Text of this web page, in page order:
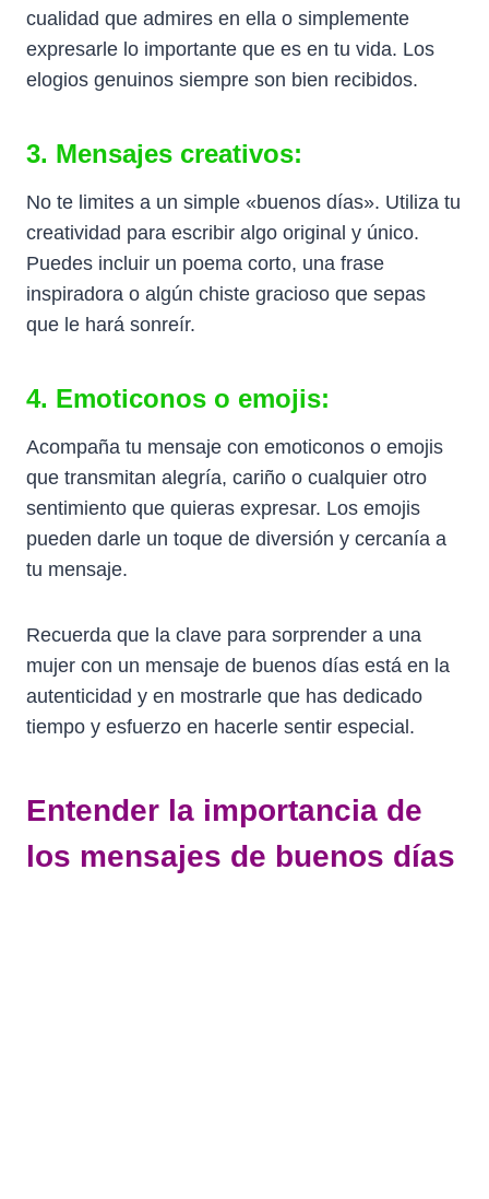
cualidad que admires en ella o simplemente
expresarle lo importante que es en tu vida. Los
elogios genuinos siempre son bien recibidos.
3. Mensajes creativos:
No te limites a un simple «buenos días». Utiliza tu
creatividad para escribir algo original y único.
Puedes incluir un poema corto, una frase
inspiradora o algún chiste gracioso que sepas
que le hará sonreír.
4. Emoticonos o emojis:
Acompaña tu mensaje con emoticonos o emojis
que transmitan alegría, cariño o cualquier otro
sentimiento que quieras expresar. Los emojis
pueden darle un toque de diversión y cercanía a
tu mensaje.
Recuerda que la clave para sorprender a una
mujer con un mensaje de buenos días está en la
autenticidad y en mostrarle que has dedicado
tiempo y esfuerzo en hacerle sentir especial.
Entender la importancia de
los mensajes de buenos días